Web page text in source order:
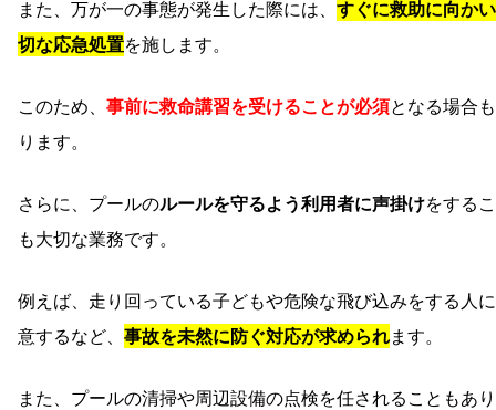
また、万が一の事態が発生した際には、 すぐに救助に向か
切な応急処置を施します。
このため、 事前に救命講習を受けることが必須となる場合
ります。
さらに、プールのルールを守るよう利用者に声掛けをする
も大切な業務です。
例えば、走り回っている子どもや危険な飛び込みをする人
意するなど、 事故を未然に防ぐ対応が求められます。
また、プールの清掃や周辺設備の点検を任されることもあ